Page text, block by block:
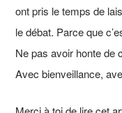
ont pris le temps de
le débat. Parce que
Ne pas avoir honte de
Avec bienveillance,